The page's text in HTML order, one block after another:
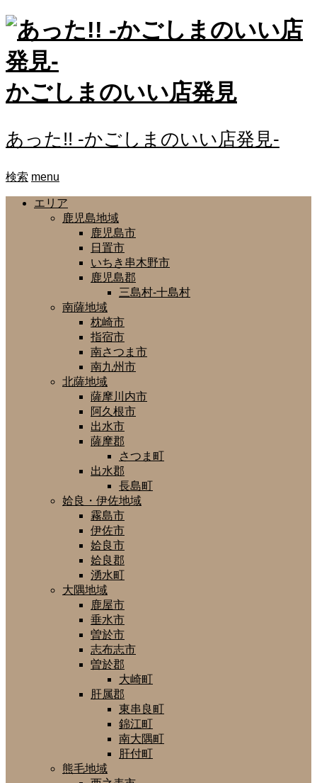
かごしまのいい店発見
あった!! -かごしまのいい店発見-
検索 menu
エリア
鹿児島地域
鹿児島市
日置市
いちき串木野市
鹿児島郡
三島村-十島村
南薩地域
枕崎市
指宿市
南さつま市
南九州市
北薩地域
薩摩川内市
阿久根市
出水市
薩摩郡
さつま町
出水郡
長島町
姶良・伊佐地域
霧島市
伊佐市
姶良市
姶良郡
湧水町
大隅地域
鹿屋市
垂水市
曽於市
志布志市
曽於郡
大崎町
肝属郡
東串良町
錦江町
南大隅町
肝付町
熊毛地域